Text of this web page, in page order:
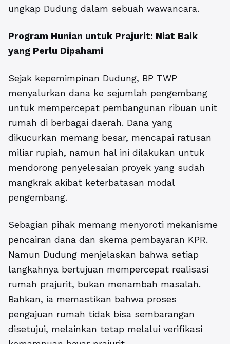
ungkap Dudung dalam sebuah wawancara.
Program Hunian untuk Prajurit: Niat Baik
yang Perlu Dipahami
Sejak kepemimpinan Dudung, BP TWP
menyalurkan dana ke sejumlah pengembang
untuk mempercepat pembangunan ribuan unit
rumah di berbagai daerah. Dana yang
dikucurkan memang besar, mencapai ratusan
miliar rupiah, namun hal ini dilakukan untuk
mendorong penyelesaian proyek yang sudah
mangkrak akibat keterbatasan modal
pengembang.
Sebagian pihak memang menyoroti mekanisme
pencairan dana dan skema pembayaran KPR.
Namun Dudung menjelaskan bahwa setiap
langkahnya bertujuan mempercepat realisasi
rumah prajurit, bukan menambah masalah.
Bahkan, ia memastikan bahwa proses
pengajuan rumah tidak bisa sembarangan
disetujui, melainkan tetap melalui verifikasi